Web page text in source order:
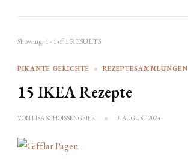
Showing: 1 - 1 of 1 RESULTS
PIKANTE GERICHTE REZEPTESAMMLUNGEN
15 IKEA Rezepte
VONLISA SCHOISSENGEIER 3. AUGUST 2024